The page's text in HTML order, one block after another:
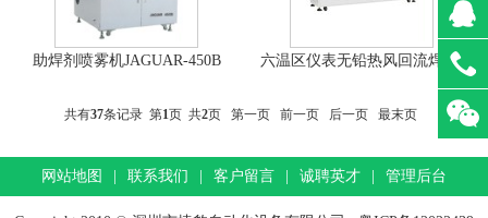
助焊剂喷雾机JAGUAR-450B 六温区仪表无铅热风回流焊A6
共有37条记录 第1页 共2页 第一页 前一页 后一页 最末页
网站地图 联系我们 客户留言 诚聘英才 管理后台